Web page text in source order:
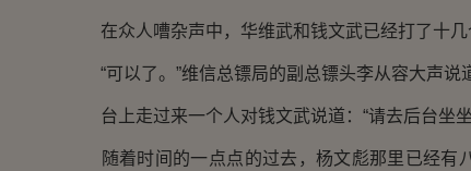
在众人嘈杂声中，华维武和钱文武已经打了十几
“可以了。”维信总镖局的副总镖头李从容大声说道
台上走过来一个人对钱文武说道：“请去后台坐坐
随着时间的一点点的过去，杨文彪那里已经有